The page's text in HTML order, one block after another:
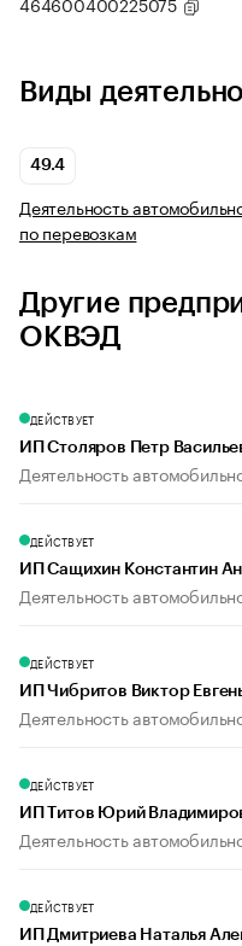
Виды
49.4
Деятельность
по перевозкам
Другие
ОКВЭД
ДЕЙСТВУЕТ
ИП Столяров Петр
Деятельность
ДЕЙСТВУЕТ
ИП Сащихин Константин
Деятельность
ДЕЙСТВУЕТ
ИП Чибритов Виктор
Деятельность
ДЕЙСТВУЕТ
ИП Титов Юрий
Деятельность
ДЕЙСТВУЕТ
ИП Дмитриева Наталья